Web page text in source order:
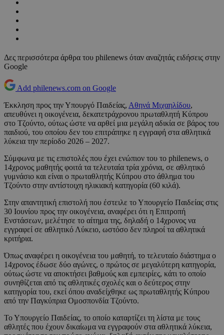
Δες περισσότερα άρθρα του philenews όταν αναζητάς ειδήσεις στην
Google
Add philenews.com on Google
Έκκληση προς την Υπουργό Παιδείας, Αθηνά Μιχαηλίδου,
απευθύνει η οικογένεια, δεκατετράχρονου πρωταθλητή Κύπρου
στο Τζούντο, ούτως ώστε να αρθεί μια μεγάλη αδικία σε βάρος του
παιδιού, του οποίου δεν του επιτράπηκε η εγγραφή στα αθλητικά
λύκεια την περίοδο 2026 – 2027.
Σύμφωνα με τις επιστολές που έχει ενώπιον του το philenews, ο
14χρονος μαθητής φοιτά τα τελευταία τρία χρόνια, σε αθλητικό
γυμνάσιο και είναι ο πρωταθλητής Κύπρου στο άθλημα του
Τζούντο στην αντίστοιχη ηλικιακή κατηγορία (60 κιλά).
Στην απαντητική επιστολή που έστειλε το Υπουργείο Παιδείας στις
30 Ιουνίου προς την οικογένεια, αναφέρει ότι η Επιτροπή
Ενστάσεων, μελέτησε το αίτημα της, δηλαδή ο 14χρονος να
εγγραφεί σε αθλητικό Λύκειο, ωστόσο δεν πληροί τα αθλητικά
κριτήρια.
Όπως αναφέρει η οικογένεια του μαθητή, το τελευταίο διάστημα ο
14χρονος έδωσε δύο αγώνες, ο πρώτος σε μεγαλύτερη κατηγορία,
ούτως ώστε να αποκτήσει βαθμούς και εμπειρίες, κάτι το οποίο
συνηθίζεται από τις αθλητικές σχολές και ο δεύτερος στην
κατηγορία του, εκεί όπου αναδείχθηκε ως πρωταθλητής Κύπρου
από την Παγκύπρια Ομοσπονδία Τζούντο.
Το Υπουργείο Παιδείας, το οποίο καταρτίζει τη λίστα με τους
αθλητές που έχουν δικαίωμα να εγγραφούν στα αθλητικά λύκεια,